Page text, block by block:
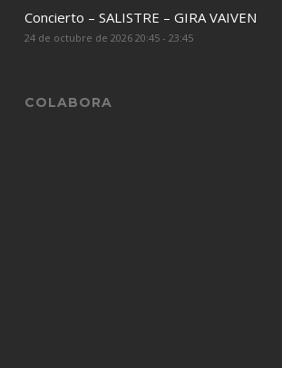
Concierto – SALISTRE – GIRA VAIVEN
24 de octubre de 2026 20:45 - 23:45
COLABORA